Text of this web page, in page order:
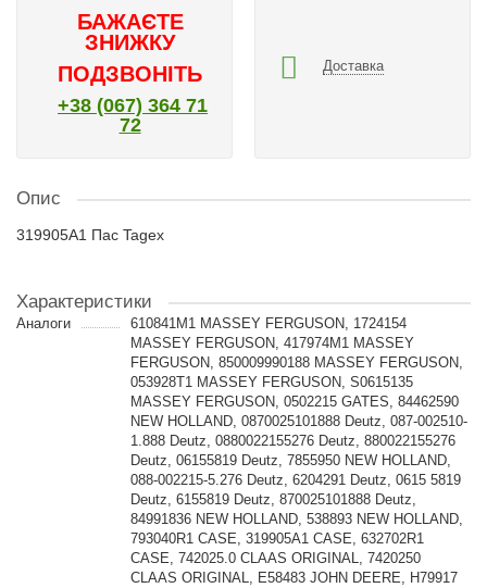
БАЖАЄТЕ
ЗНИЖКУ
ПОДЗВОНІТЬ
+38 (067) 364 71
72
Доставка
Опис
319905A1 Пас Tagex
Характеристики
Аналоги
610841M1 MASSEY FERGUSON, 1724154
MASSEY FERGUSON, 417974M1 MASSEY
FERGUSON, 850009990188 MASSEY FERGUSON,
053928T1 MASSEY FERGUSON, S0615135
MASSEY FERGUSON, 0502215 GATES, 84462590
NEW HOLLAND, 0870025101888 Deutz, 087-002510-
1.888 Deutz, 0880022155276 Deutz, 880022155276
Deutz, 06155819 Deutz, 7855950 NEW HOLLAND,
088-002215-5.276 Deutz, 6204291 Deutz, 0615 5819
Deutz, 6155819 Deutz, 870025101888 Deutz,
84991836 NEW HOLLAND, 538893 NEW HOLLAND,
793040R1 CASE, 319905A1 CASE, 632702R1
CASE, 742025.0 CLAAS ORIGINAL, 7420250
CLAAS ORIGINAL, E58483 JOHN DEERE, H79917